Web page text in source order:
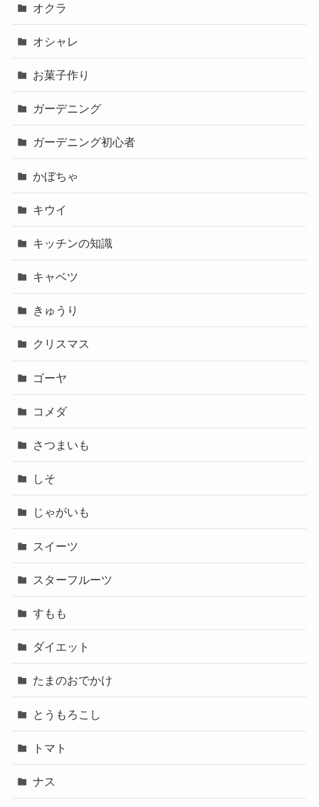
オクラ
オシャレ
お菓子作り
ガーデニング
ガーデニング初心者
かぼちゃ
キウイ
キッチンの知識
キャベツ
きゅうり
クリスマス
ゴーヤ
コメダ
さつまいも
しそ
じゃがいも
スイーツ
スターフルーツ
すもも
ダイエット
たまのおでかけ
とうもろこし
トマト
ナス